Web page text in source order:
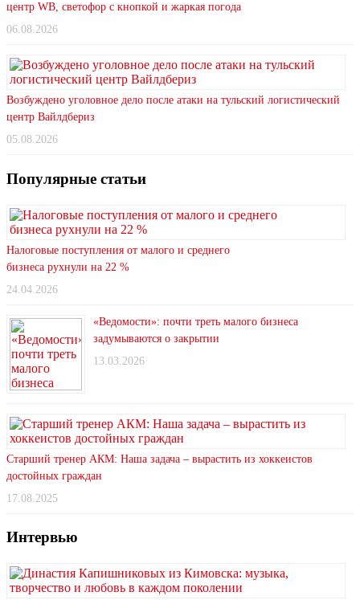
центр WB, светофор с кнопкой и жаркая погода
06.08.2026
Возбуждено уголовное дело после атаки на тульский логистический
центр Вайлдбериз
05.08.2026
Популярные статьи
Налоговые поступления от малого и среднего
бизнеса рухнули на 22 %
24.04.2026
«Ведомости»: почти треть малого бизнеса
задумываются о закрытии
13.03.2026
Старший тренер АКМ: Наша задача – вырастить из хоккеистов
достойных граждан
17.08.2025
Интервью